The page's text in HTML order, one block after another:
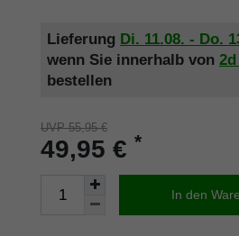
Lieferung Di. 11.08. - Do.
wenn Sie innerhalb von 2d
bestellen
UVP 55,95 €
49,95 € *
In den